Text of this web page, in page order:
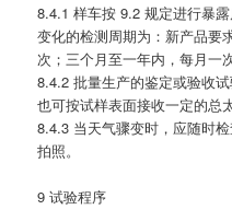
8.4.1 样车按 9.2 规定进行暴
变化的检测周期为：新产品要
次；三个月至一年内，每月一
8.4.2 批量生产的鉴定或验收
也可按试样表面接收一定的总
8.4.3 当天气骤变时，应随时
拍照。
9 试验程序